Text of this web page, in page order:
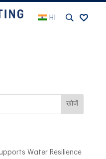
HI
खोजें
Water Resilience